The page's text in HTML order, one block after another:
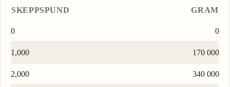
SKEPPSPUND GRAM
0 0
1,000 170 000
2,000 340 000